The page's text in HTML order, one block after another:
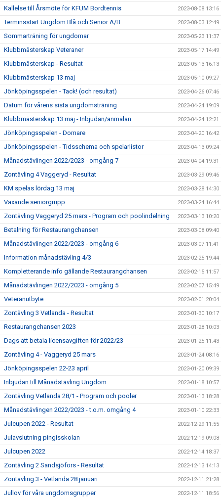
Kallelse till Årsmöte för KFUM Bordtennis 2023-08-08 13:16
Terminsstart Ungdom Blå och Senior A/B 2023-08-03 12:49
Sommarträning för ungdomar 2023-05-23 11:37
Klubbmästerskap Veteraner 2023-05-17 14:49
Klubbmästerskap - Resultat 2023-05-13 16:13
Klubbmästerskap 13 maj 2023-05-10 09:27
Jönköpingsspelen - Tack! (och resultat) 2023-04-26 07:46
Datum för vårens sista ungdomsträning 2023-04-24 19:09
Klubbmästerskap 13 maj - Inbjudan/anmälan 2023-04-24 12:21
Jönköpingsspelen - Domare 2023-04-20 16:42
Jönköpingsspelen - Tidsschema och spelarlistor 2023-04-13 09:24
Månadstävlingen 2022/2023 - omgång 7 2023-04-04 19:31
Zontävling 4 Vaggeryd - Resultat 2023-03-29 09:46
KM spelas lördag 13 maj 2023-03-28 14:30
Växande seniorgrupp 2023-03-24 16:44
Zontävling Vaggeryd 25 mars - Program och poolindelning 2023-03-13 10:20
Betalning för Restaurangchansen 2023-03-08 09:40
Månadstävlingen 2022/2023 - omgång 6 2023-03-07 11:41
Information månadstävling 4/3 2023-02-25 19:44
Kompletterande info gällande Restaurangchansen 2023-02-15 11:57
Månadstävlingen 2022/2023 - omgång 5 2023-02-07 15:49
Veteranutbyte 2023-02-01 20:04
Zontävling 3 Vetlanda - Resultat 2023-01-30 10:17
Restaurangchansen 2023 2023-01-28 10:03
Dags att betala licensavgiften för 2022/23 2023-01-25 11:43
Zontävling 4 - Vaggeryd 25 mars 2023-01-24 08:16
Jönköpingsspelen 22-23 april 2023-01-20 09:39
Inbjudan till Månadstävling Ungdom 2023-01-18 10:57
Zontävling Vetlanda 28/1 - Program och pooler 2023-01-13 18:28
Månadstävlingen 2022/2023 - t.o.m. omgång 4 2023-01-10 22:33
Julcupen 2022 - Resultat 2022-12-29 11:55
Julavslutning pingisskolan 2022-12-19 09:08
Julcupen 2022 2022-12-14 18:37
Zontävling 2 Sandsjöfors - Resultat 2022-12-13 14:13
Zontävling 3 - Vetlanda 28 januari 2022-12-11 21:28
Jullov för våra ungdomsgrupper 2022-12-11 18:56